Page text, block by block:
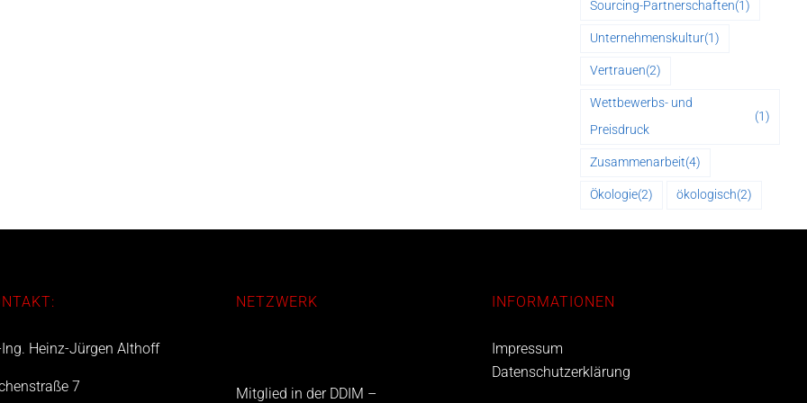
Sourcing-Partnerschaften(1)
Unternehmenskultur(1)
Vertrauen(2)
Wettbewerbs- und
Preisdruck
(1)
Zusammenarbeit(4)
Ökologie(2) ökologisch(2)
Ing. Heinz-Jürgen Althoff
7
NETZWERK
Mitglied in der DDIM –
INFORMATIONEN
Impressum
Datenschutzerklärung